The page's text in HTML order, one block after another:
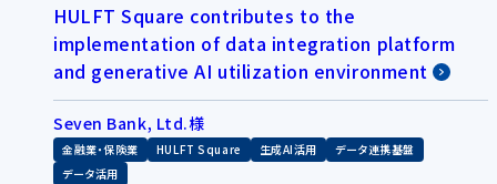
HULFT Square contributes to the
implementation of data integration platform
and generative AI utilization environment
Seven Bank, Ltd.様
金融業・保険業 HULFT Square 生成AI活用
データ連携基盤
データ活用